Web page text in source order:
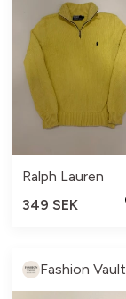
Ralph Lauren
349 SEK
Fashion Vault